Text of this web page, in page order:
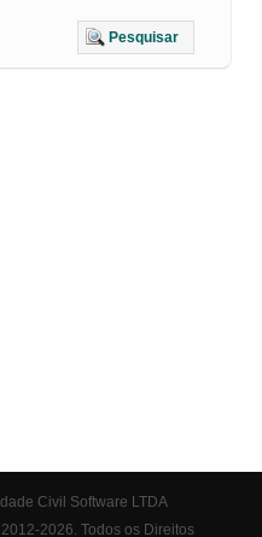
Pesquisar
Civil Software LTDA
2026. Todos os Direitos